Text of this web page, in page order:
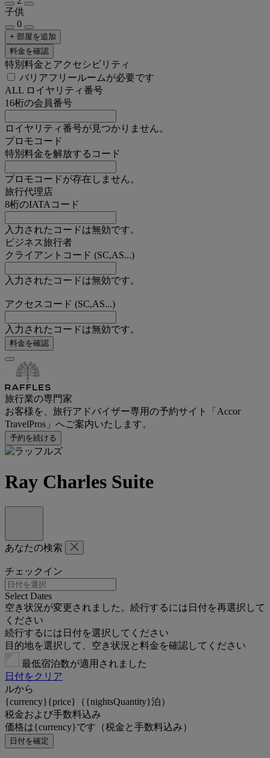
子供
0
+ 部屋を追加
料金を確認
特別料金とアクセシビリティ
バリアフリールームが必要です
ALL ロイヤリティ番号
16桁の会員番号
ロイヤリティ番号が見つかりません。
プロモコード
特別料金を解放するコード
プロモコードが存在しません。
旅行代理店
8桁のIATAコード
入力されたコードは無効です。
ビジネス旅行者
クライアントコード (SC,AS...)
入力されたコードは無効です。
アクセスコード (SC,AS...)
入力されたコードは無効です。
料金を確認
旅行業の専門家
お客様を、旅行アドバイザー専用の予約サイト「Accor
TravelPros」へご案内いたします。
予約を続ける
Ray Charles Suite
あなたの検索
チェックイン
Select Dates
空き状況が変更されました。続行するには日付を再選択して
ください
続行するには日付を選択してください
目的地を選択して、空き状況と料金を確認してください
最低宿泊数が適用されました
日付をクリア
ルから
{currency}{price}（{nightsQuantity}泊）
税金および手数料込み
価格は{currency}です（税金と手数料込み）
日付を確定